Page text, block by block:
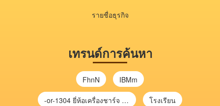
รายชื่อธุรกิจ
เทรนด์การค้นหา
FhnN IBMm
-or-1304 ยี่ห้อเครื่องชาร์จ chargecore โรงเรียน